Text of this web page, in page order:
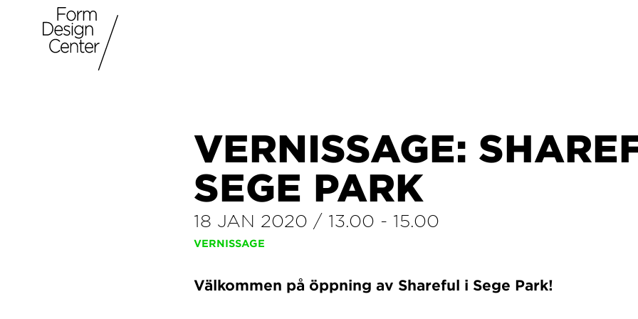
VERNISSAGE:
SEGE PARK
18 JAN 2020 / 13.00 - 15.00
VERNISSAGE
Välkommen på öppning av Shareful i Sege Park!